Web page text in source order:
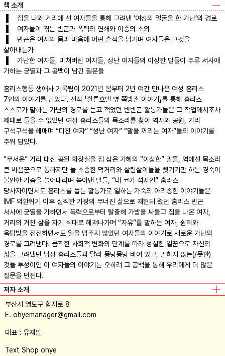
책 소개
▐ 집을 나와 거리에 선 여자들을 통해 그려낸 ‘여성의 얼굴을 한 가난’의 경로
▐ 여자들이 겪는 빈곤과 폭력의 연쇄와 이중의 소외
▐ 빈곤은 여자의 몸과 마음에 어떤 흔적을 남기며 여자들은 그것을
살아내는가
▐ 가난한 여자들, 미쳐버린 여자들, 성난 여자들의 이상한 말들이 주류 서사에
가하는 균열과 그 공백이 남긴 질문들
홈리스행동 생애사 기록팀이 2021년 봄부터 2년 여간 만나온 여성 홈리스
7인의 이야기를 담았다. 전작 「힐튼호텔 옆 쪽방촌 이야기」를 통해 홈리스
스스로가 말하는 가난의 경로를 듣고 적었던 반빈곤 활동가들은 그 작업에서조차
제대로 들을 수 없었던 여성 홈리스들의 목소리를 찾아 역사와 공원, 거리
구석구석을 헤매며 “미친 여자” “성난 여자” “말을 꺼리는 여자”들의 이야기를
주워 담았다.
“무서운” 거리 대신 공원 화장실을 집 삼은 가혜의 “이상한” 말들, 역에선 목소리
큰 싸움꾼으로 통하지만 늘 소중한 먹거리와 살림살이들을 뺏기기만 하는 경숙이
불안한 가슴을 쓸어내리며 쏟아낸 말들, “내 코가 석자인” 홈리스
당사자이면서도 홈리스를 돕는 활동가로 일하는 가숙의 아리송한 이야기들은
IMF 외환위기 이후 실직한 가장의 무너진 삶으로 재현돼 왔던 홈리스 빈곤
서사에 균열을 가하면서 폭력으로부터 탈출해 가방을 싸들고 집을 나온 여자,
거리의 거친 삶을 자기 식대로 헤쳐나가며 “자유”를 말하는 여자, 쉼터와
옥탑방을 전전하면서도 일을 멈추지 않았던 여자들의 이야기로 새로운 가난의
경로를 그려낸다. 큼직한 사회적 변화의 단계를 따라 성실한 일꾼으로 자신의
삶을 그려냈던 남성 홈리스들과 달리 뭉텅뭉텅 비어 있고, 말하지 않는(/못한)
것들 투성이인 이 여자들의 이야기는 오히려 그 공백을 통해 우리에게 더 많은
질문을 던진다.
저자 소개
Text Shop ohye
부산시 영도구 함지로 8
E. ohyemanager@gmail.com
대표 : 유재필